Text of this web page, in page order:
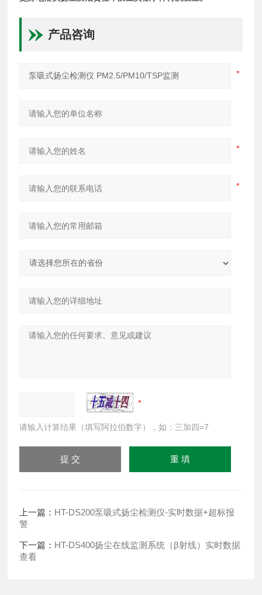
产品咨询
请输入计算结果（填写阿拉伯数字），如：三加四=7
上一篇： HT-DS200泵吸式扬尘检测仪-实时数据+超标报
警
下一篇： HT-DS400扬尘在线监测系统（β射线）实时数据
查看